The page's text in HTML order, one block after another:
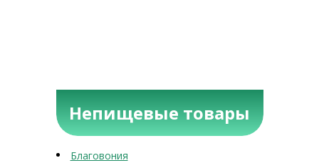
Непищевые товары
Благовония